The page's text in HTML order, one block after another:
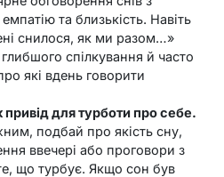
та близькість. Навіть
снилося, як ми разом…»
спілкування й часто
які вдень говорити
для турботи про себе.
подбай про якість сну,
ввечері або проговори з
що турбує. Якщо сон був